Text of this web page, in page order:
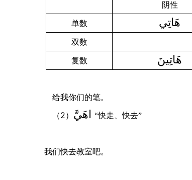
阴性
单数 هَاتِي
双数
复数 هَاتِينَ
给我你们的笔。
（2） هَيَّا “快走、快去”
我们快去教室吧。